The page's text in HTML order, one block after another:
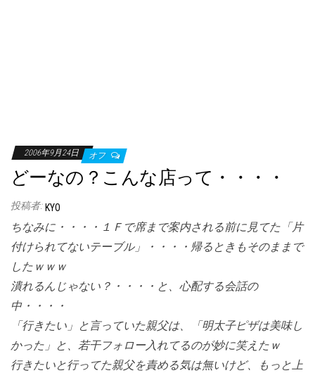
2006年9月24日 オフ
どーなの？こんな店って・・・・
投稿者: KYO
ちなみに・・・・１Ｆで席まで案内される前に見てた「片
付けられてないテーブル」・・・・帰るときもそのままで
したｗｗｗ
潰れるんじゃない？・・・・と、心配する会話の
中・・・・
「行きたい」と言っていた親父は、「明太子ピザは美味し
かった」と、若干フォロー入れてるのが妙に笑えたｗ
行きたいと行ってた親父を責める気は無いけど、もっと上